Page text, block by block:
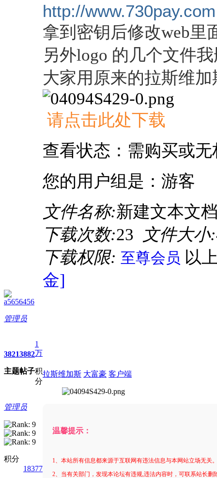
a5656456
管理员
3821
主题
3882
帖子
1
万
积
分
管理员
积分
18377
http://www.730pay.com
拿到密钥后修改web里
另外logo 的几个文件
大家用原来的拉斯维
请点击此处下载
查看状态：需购买或无
您的用户组是：游客
文件名称:新建文本文
下载次数:23 文件大小:
下载权限: 至尊会员 以
金]
拉斯维加斯 大富豪 客户端
温馨提示：
1、本站所有信息都来源于互联网有违法信息与本网站立场无关
2、当有关部门，发现本论坛有违规,违法内容时，可联系站长删